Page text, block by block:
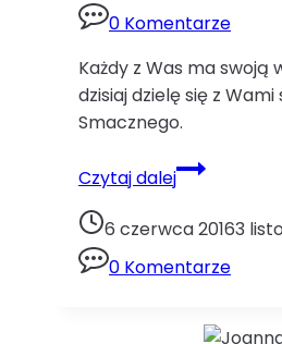
0 Komentarze
Każdy z Was ma swoją
dzisiaj dzielę się z
Smacznego.
Czytaj dalejBigosbigos
Boże
Narodzenie
kapusta
kiszona
6 czerwca 20163
0 Komentarze